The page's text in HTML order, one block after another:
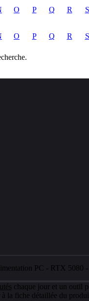
O P Q R S
O P Q R S
PC - RTX 5080 -
chaque jour et un outil
la fiche détaillée du